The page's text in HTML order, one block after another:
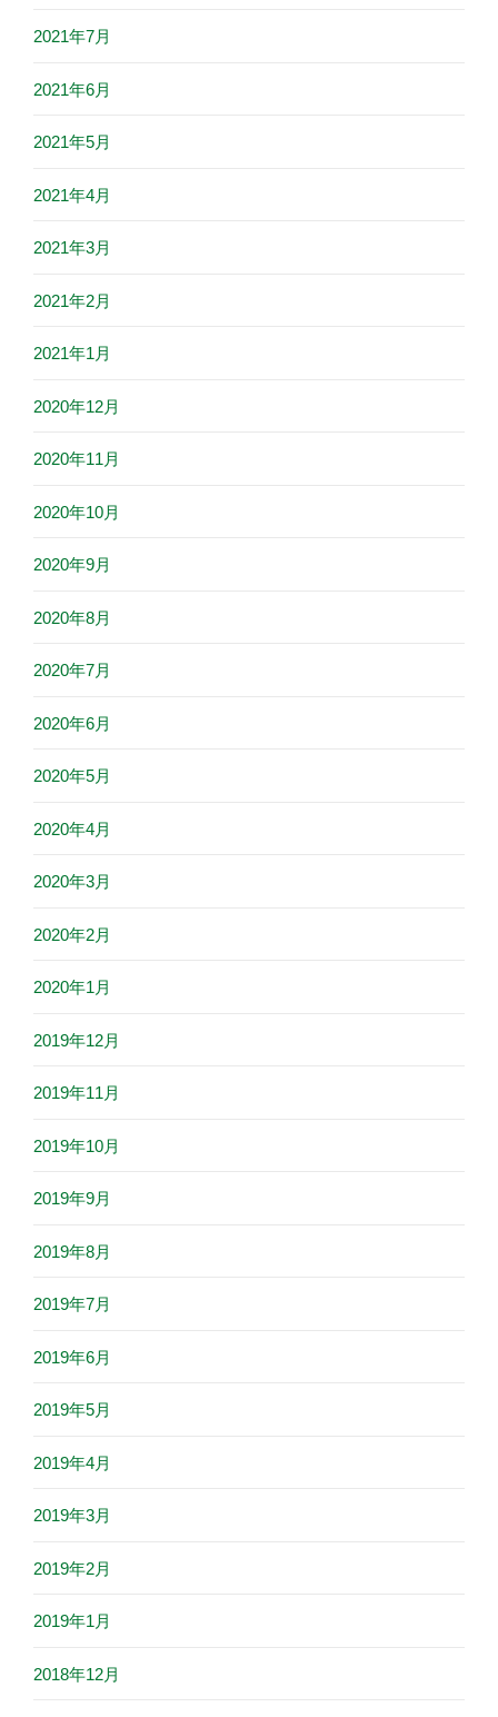
2021年7月
2021年6月
2021年5月
2021年4月
2021年3月
2021年2月
2021年1月
2020年12月
2020年11月
2020年10月
2020年9月
2020年8月
2020年7月
2020年6月
2020年5月
2020年4月
2020年3月
2020年2月
2020年1月
2019年12月
2019年11月
2019年10月
2019年9月
2019年8月
2019年7月
2019年6月
2019年5月
2019年4月
2019年3月
2019年2月
2019年1月
2018年12月